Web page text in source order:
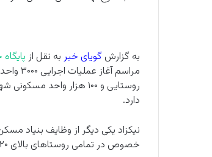
به گزارش گویای خبر به نقل از
روستایی و ۱۰۰ هزار
دارد.
نیکزاد یکی دیگر از وظایف بنیاد
خصوص در تمامی روستاهای بالای ۲۰ خانوار طرح تهیه و اجرایی شده است.